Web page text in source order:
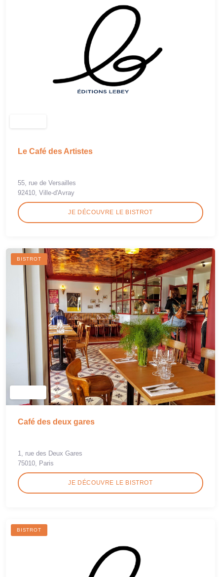
Le Café des Artistes
55, rue de Versailles
92410, Ville-d'Avray
JE DÉCOUVRE LE BISTROT
BISTROT
Café des deux gares
1, rue des Deux Gares
75010, Paris
JE DÉCOUVRE LE BISTROT
BISTROT